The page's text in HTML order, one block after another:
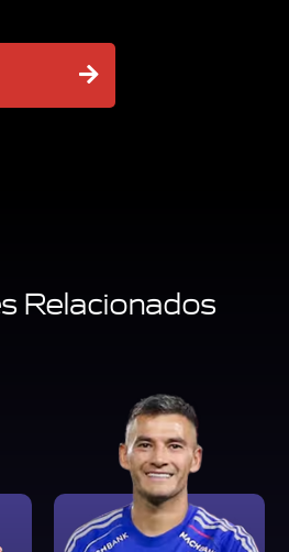
Relacionados